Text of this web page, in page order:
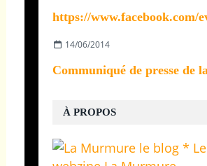
À PROPOS
14/06/2014